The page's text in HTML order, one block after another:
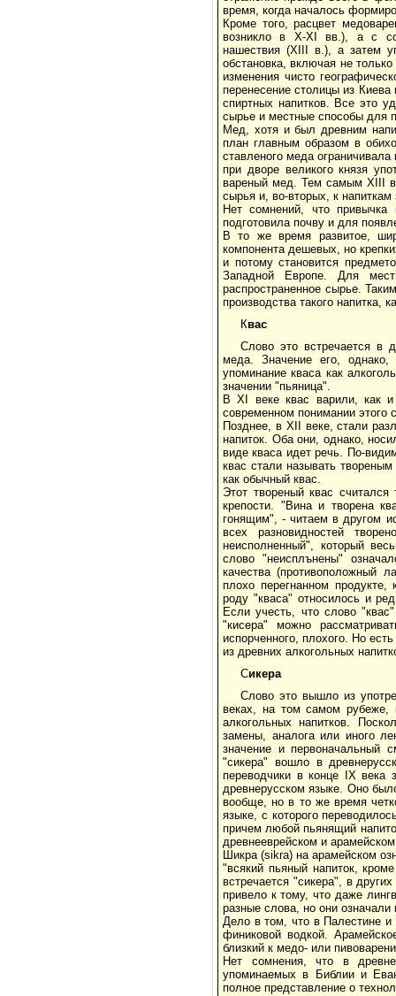
время, когда началось
Кроме того, расцвет
возникло в X-XI вв.), а с
нашествия (XIII в.), а затем
обстановка, включая не
изменения чисто
перенесение столицы из
спиртных напитков. Все это
сырье и местные способы для
Мед, хотя и был древним
план главным образом в
ставленого меда
при дворе великого князя
вареный мед. Тем самым XIII
сырья и, во-вторых, к
Нет сомнений, что
подготовила почву и для
В то же время развитое,
компонента дешевых, но
и потому становится
Западной Европе. Для
распространенное сырье.
производства такого напитка,
Квас
Слово это встречается в
меда. Значение его,
упоминание кваса как
значении "пьяница".
В XI веке квас варили, как
современном понимании
Позднее, в XII веке, стали
напиток. Оба они, однако,
виде кваса идет речь. По-
квас стали называть
как обычный квас.
Этот твореный квас
крепости. "Вина и творена
гонящим", - читаем в другом
всех разновидностей
неисполненный", который
слово "неисплънены"
качества (противоположный
плохо перегнанном
роду "кваса" относилось и
Если учесть, что слово
"кисера" можно
испорченного, плохого. Но
из древних алкогольных
Сикера
Слово это вышло из
веках, на том самом рубеже,
алкогольных напитков.
замены, аналога или иного
значение и первоначальный
"сикера" вошло в
переводчики в конце IX века
древнерусском языке. Оно
вообще, но в то же время
языке, с которого
причем любой пьянящий
древнееврейском и
Шикра (sikra) на арамейском
"всякий пьяный напиток,
встречается "сикера", в
привело к тому, что даже
разные слова, но они означали
Дело в том, что в Палестине и
финиковой водкой.
близкий к медо- или
Нет сомнения, что в
упоминаемых в Библии и
полное представление о